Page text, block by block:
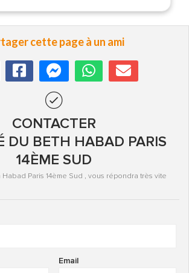
cette page à un ami
CONTACTER
DU BETH HABAD PARIS
14ÈME SUD
Paris 14ème Sud , vous répondra très vite
Email